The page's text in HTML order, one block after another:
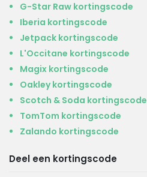
G-Star Raw kortingscode
Iberia kortingscode
Jetpack kortingscode
L'Occitane kortingscode
Magix kortingscode
Oakley kortingscode
Scotch & Soda kortingscode
TomTom kortingscode
Zalando kortingscode
Deel een kortingscode